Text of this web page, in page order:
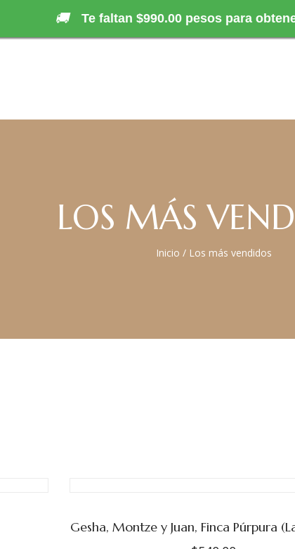
LOS MÁS
Inicio / Los más vendidos
Gesha, Montze y Juan, Finca Púrpura
🚚 Te faltan $990.00 pesos para